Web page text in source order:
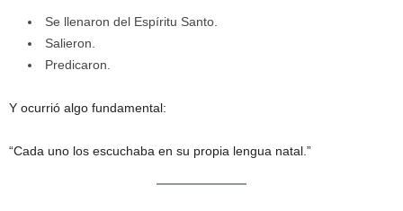
Se llenaron del Espíritu Santo.
Salieron.
Predicaron.
Y ocurrió algo fundamental:
“Cada uno los escuchaba en su propia lengua natal.”